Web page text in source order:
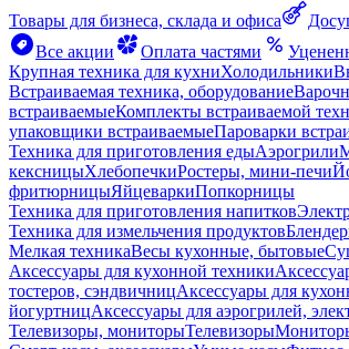
Товары для бизнеса, склада и офиса
Все акции
Оплата частями
Крупная техника для кухниХолодильники
Встраиваемая техника, оборудование
встраиваемыеКомплекты встраиваемой
упаковщики встраиваемыеПароварки
Техника для приготовления едыАэрогрили
кексницыХлебопечкиРостеры, мини-печи
фритюрницыЯйцеваркиПопкорницы
Техника для приготовления напитков
Техника для измельчения продуктов
Мелкая техникаВесы кухонные, бытовые
Аксессуары для кухонной техники
тостеров, сэндвичницАксессуары для
йогуртницАксессуары для аэрогрилей,
Телевизоры, мониторыТелевизоры